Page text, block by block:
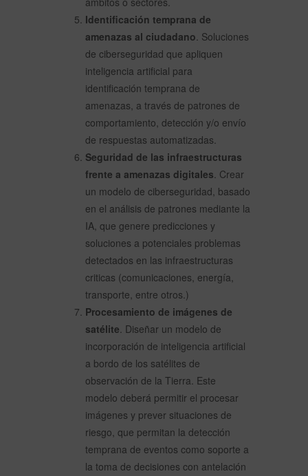
Identificación temprana de
amenazas al ciudadano. Soluciones
de ciberseguridad que apliquen
inteligencia artificial para
identificación temprana de
amenazas, a través de patrones de
comportamiento, detección y/o envío
de respuestas automatizadas.
Seguridad de las infraestructuras
frente a amenazas digitales. Crear
un modelo de ciberseguridad, basado
en el análisis de patrones mediante la
IA, que genere predicciones y
soluciones a potenciales problemas
detectados en las infraestructuras
criticas (comunicaciones, energía,
transporte, entre otros.)
Procesamiento de imágenes de
satélite. Diseñar un modelo de
incorporación de inteligencia artificial
a bordo de los satélites de
observación de la Tierra. Este
modelo deberá permitir el procesar
imágenes y prever situaciones de
riesgo, que permitan la detección
temprana de eventos como soporte a
la toma de decisiones con antelación